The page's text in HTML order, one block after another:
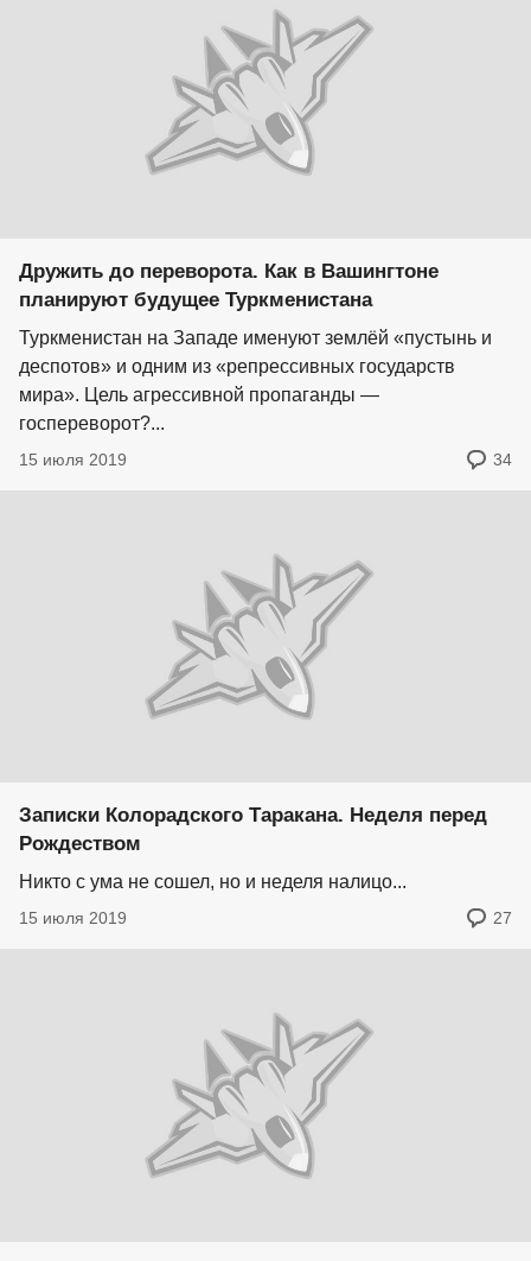
Дружить до переворота. Как в Вашингтоне
планируют будущее Туркменистана
Туркменистан на Западе именуют землёй «пустынь и
деспотов» и одним из «репрессивных государств
мира». Цель агрессивной пропаганды —
госпереворот?...
15 июля 2019 34
Записки Колорадского Таракана. Неделя перед
Рождеством
Никто с ума не сошел, но и неделя налицо...
15 июля 2019 27